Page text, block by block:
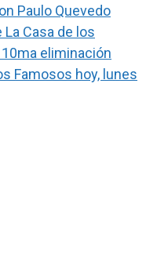
Paulo Quevedo
Casa de los
eliminación
Famosos hoy, lunes